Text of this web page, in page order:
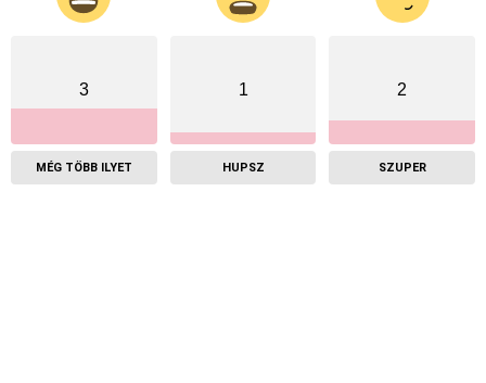
3
MÉG TÖBB ILYET
1
HUPSZ
2
SZUPER